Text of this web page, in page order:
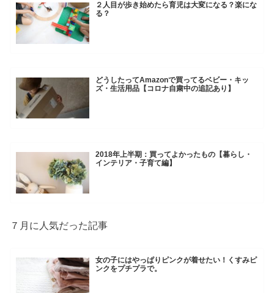
２人目が歩き始めたら育児は大変になる？楽にな
る？
どうしたってAmazonで買ってるベビー・キッ
ズ・生活用品【コロナ自粛中の追記あり】
2018年上半期：買ってよかったもの【暮らし・
インテリア・子育て編】
７月に人気だった記事
女の子にはやっぱりピンクが着せたい！くすみピ
ンクをプチプラで。